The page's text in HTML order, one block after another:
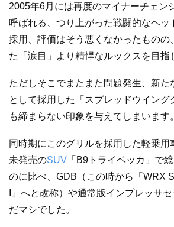
2005年6月には再度のマイナーチェン
呼ばれる、つり上がった戦闘的なヘッ
採用、評価はそう悪くなかったものの
た「涙目」より精悍なルックスを目指
ただしそこでまたまた問題発生、新た
として採用した「スプレッドウイング
も締まらない印象を与えてしまいます。
同時期にこのグリルを採用した軽乗
未発売のSUV 「B9トライベッカ」で
のに比べ、GDB（この時から「WRX
I」へと改称）や通常版インプレッサ
だマシでした。